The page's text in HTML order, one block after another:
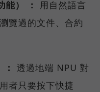
） ：
用自然語言
覽過的文件、合約
透過地端 NPU 對
者只要按下快捷